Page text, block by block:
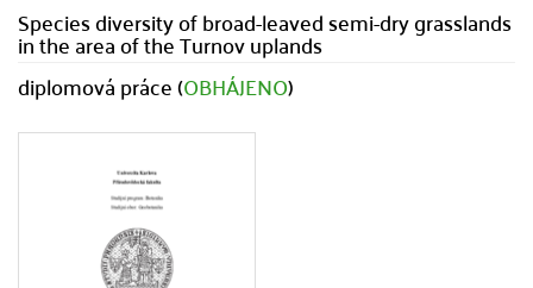
Species diversity of broad-leaved semi-dry grasslands
in the area of the Turnov uplands
diplomová práce (OBHÁJENO)